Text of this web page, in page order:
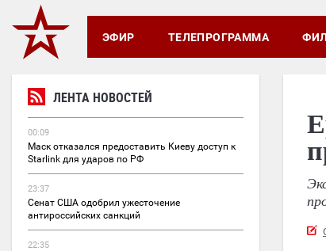
ЭФИР ТЕЛЕПРОГРАММА
ЛЕНТА НОВОСТЕЙ
00:09
Маск отказался предоставить Киеву доступ к
Starlink для ударов по РФ
23:37
Сенат США одобрил ужесточение
антироссийских санкций
22:35